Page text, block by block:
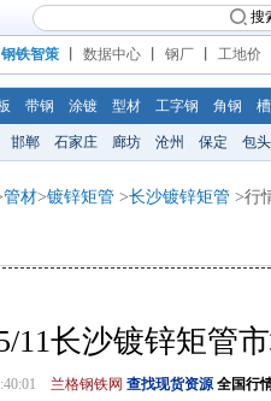
搜
钢铁智策 数据中心 钢厂 工地价
带钢 涂镀 型材 工字钢 角钢
邯郸 石家庄 廊坊 沧州 保定 包头
管材>镀锌矩管 >长沙镀锌矩管 >行
11长沙镀锌矩管
兰格钢铁网 查找现货资源 全国行